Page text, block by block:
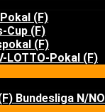
(F)
Cup (F)
(F)
LOTTO-Pokal (F)
Bundesliga N/NO